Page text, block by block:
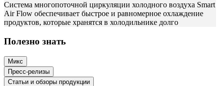
Система многопоточной циркуляции холодного воздуха Smart
Air Flow обеспечивает быстрое и равномерное охлаждение
продуктов, которые хранятся в холодильнике долго
Полезно знать
Микс
Пресс-релизы
Статьи и обзоры продукции